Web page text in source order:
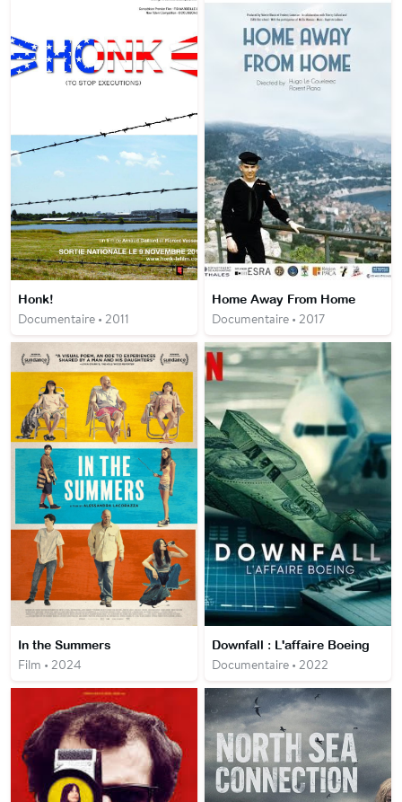
Honk!
Documentaire • 2011
Home Away From Home
Documentaire • 2017
In the Summers
Film • 2024
Downfall : L'affaire Boeing
Documentaire • 2022